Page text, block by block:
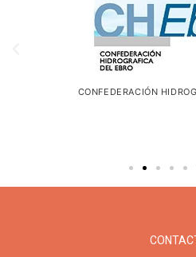
CONFEDERACIÓN